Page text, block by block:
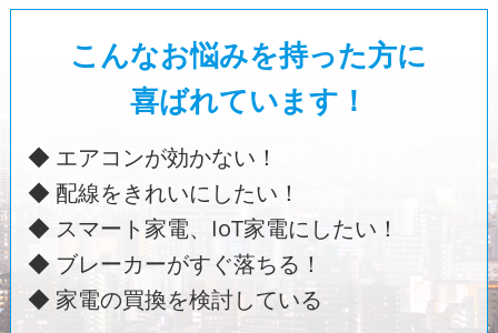
こんなお悩みを持った方に
喜ばれています！
◆ エアコンが効かない！
◆ 配線をきれいにしたい！
◆ スマート家電、IoT家電にしたい！
◆ ブレーカーがすぐ落ちる！
◆ 家電の買換を検討している